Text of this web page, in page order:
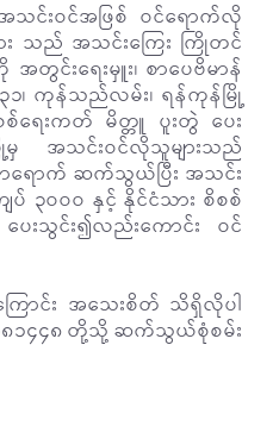
သင်းဝင်အဖြစ် ဝင်ရောက်လို
သည် အသင်းကြေး ကြိုတင်
တွင်းရေးမှူး၊ စာပေဗိမာန်
၁၊ ကုန်သည်လမ်း၊ ရန်ကုန်မြို့
ရေးကတ် မိတ္တူ ပူးတွဲ ပေး
မှ အသင်းဝင်လိုသူများသည်
ောက် ဆက်သွယ်ပြီး အသင်း
၃ဝဝဝ နှင့် နိုင်ငံသား စိစစ်
းသွင်း၍လည်းကောင်း ဝင်
ောင်း အသေးစိတ် သိရှိလိုပါ
၃၈၁၄၄၈ တို့သို့ ဆက်သွယ်စုံစမ်း